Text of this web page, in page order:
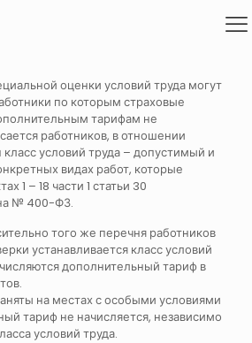
оценки условий труда могут
по которым страховые
тарифам не
работников, в отношении
условий труда – допустимый и
видах работ, которые
1 – 18 части 1 статьи 30
№ 400-ФЗ.
того же перечня работников
устанавливается класс условий
дополнительный тариф в
на местах с особыми условиями
тариф не начисляется, независимо
условий труда.